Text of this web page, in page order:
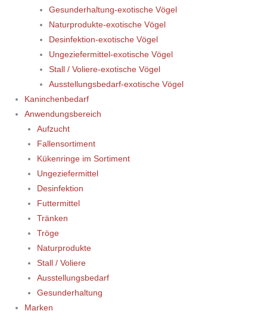
Gesunderhaltung-exotische Vögel
Naturprodukte-exotische Vögel
Desinfektion-exotische Vögel
Ungeziefermittel-exotische Vögel
Stall / Voliere-exotische Vögel
Ausstellungsbedarf-exotische Vögel
Kaninchenbedarf
Anwendungsbereich
Aufzucht
Fallensortiment
Kükenringe im Sortiment
Ungeziefermittel
Desinfektion
Futtermittel
Tränken
Tröge
Naturprodukte
Stall / Voliere
Ausstellungsbedarf
Gesunderhaltung
Marken